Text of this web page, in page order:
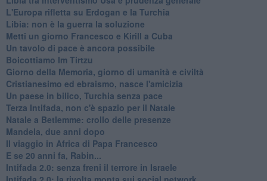
L'Europa rifletta su Erdogan e la Turchia
Libia: non è la guerra la soluzione
Metti un giorno Francesco e Kirill a Cuba
Un tavolo di pace è ancora possibile
Boicottiamo Im Tirtzu
Giorno della Memoria, giorno di umanità e civiltà
Cristianesimo ed ebraismo, nasce l'amicizia
Un paese in bilico, Turchia senza pace
Terza Intifada, non c'è spazio per il Natale
Natale a Betlemme: crollo delle presenze
Mandela, due anni dopo
Il viaggio in Africa di Papa Francesco
E se 20 anni fa, Rabin...
Intifada 2.0: senza freni il terrore in Israele